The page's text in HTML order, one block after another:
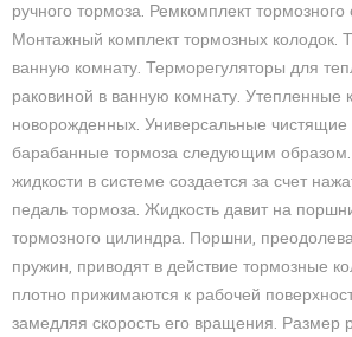
ручного тормоза. Ремкомплект тормозного
Монтажный комплект тормозных колодок.
ванную комнату. Терморегуляторы для
раковиной в ванную комнату. Утепленные
новорожденных. Универсальные чистящие
барабанные тормоза следующим
жидкости в системе создается за счет
педаль тормоза. Жидкость давит на
тормозного цилиндра. Поршни,
пружин, приводят в действие тормозные
плотно прижимаются к рабочей
замедляя скорость его вращения. Размер